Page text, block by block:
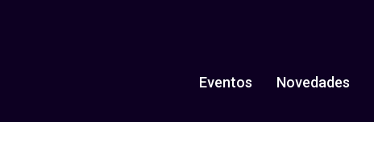
Eventos Novedades